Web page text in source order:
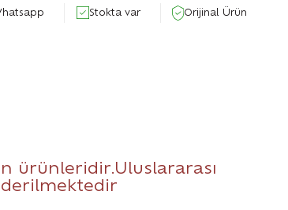
Stokta var Orijinal Ürün
ürünleridir.Uluslararası